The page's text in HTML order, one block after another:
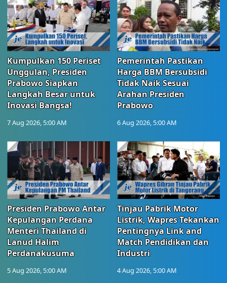
Kumpulkan 150 Periset
Unggulan, Presiden
Prabowo Siapkan
Langkah Besar untuk
Inovasi Bangsa!
7 Aug 2026, 5:00 AM
Pemerintah Pastikan
Harga BBM Bersubsidi
Tidak Naik Sesuai
Arahan Presiden
Prabowo
6 Aug 2026, 5:00 AM
Presiden Prabowo Antar
Kepulangan Perdana
Menteri Thailand di
Lanud Halim
Perdanakusuma
5 Aug 2026, 5:00 AM
Tinjau Pabrik Motor
Listrik, Wapres Tekankan
Pentingnya Link and
Match Pendidikan dan
Industri
4 Aug 2026, 5:00 AM